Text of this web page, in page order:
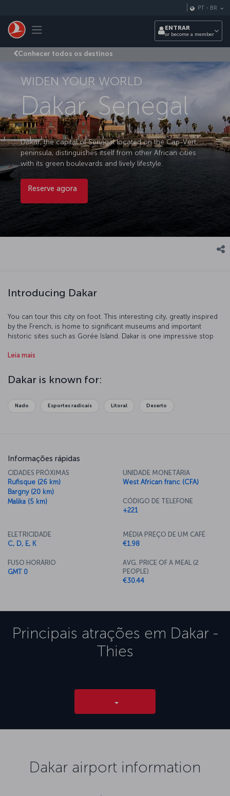
Toggle navigation
PT - BR
ENTRAR
or become a member
Conhecer todos os destinos
WIDEN YOUR WORLD
Dakar, Senegal
Dakar, the capital of Senegal located on the Cap-Vert
peninsula, distinguishes itself from other African cities
with its green boulevards and lively lifestyle.
Reserve agora
Introducing Dakar
You can tour this city on foot. This interesting city, greatly inspired
by the French, is home to significant museums and important
historic sites such as Gorée Island. Dakar is one impressive stop
Leia mais
Dakar is known for:
Nado Esportes radicais Litoral Deserto
Informações rápidas
CIDADES PRÓXIMAS
Rufisque (26 km)
Bargny (20 km)
Malika (5 km)
UNIDADE MONETÁRIA
West African franc (CFA)
CÓDIGO DE TELEFONE
+221
ELETRICIDADE
C, D, E, K
FUSO HORÁRIO
GMT 0
MÉDIA PREÇO DE UM CAFÉ
€1.98
AVG. PRICE OF A MEAL (2
PEOPLE)
€30.44
Principais atrações em Dakar -
Thies
Dakar airport information